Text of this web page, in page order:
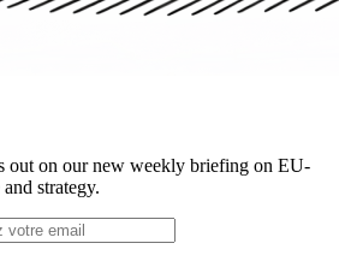
out on our new weekly briefing on EU-
strategy.